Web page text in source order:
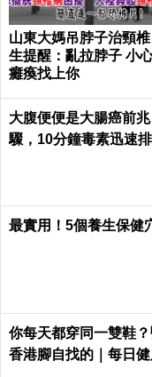
山東大媽吊脖子治頸
生提醒：亂拉脖子 小
癱瘓找上你
大腹便便是大腸癌前
驟，10分鐘毒素迅速
最實用！5個養生保健
你每天都穿同一雙鞋？
香港腳自找的｜每日